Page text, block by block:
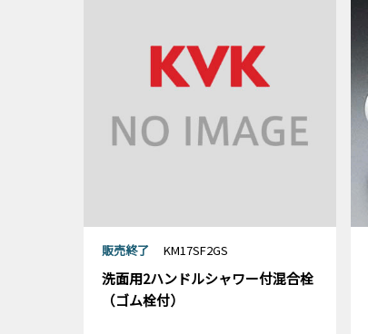
販売終了 KM17SF2GS
洗面用2ハンドルシャワー付混合栓
（ゴム栓付）